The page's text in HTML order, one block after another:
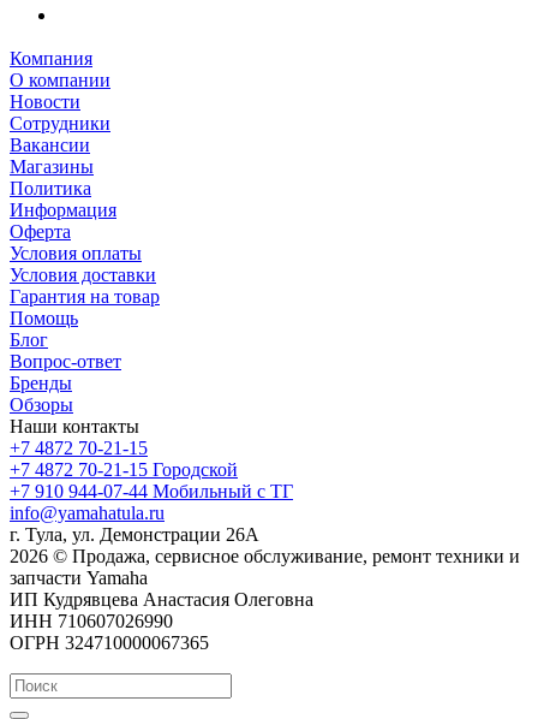
Компания
О компании
Новости
Сотрудники
Вакансии
Магазины
Политика
Информация
Оферта
Условия оплаты
Условия доставки
Гарантия на товар
Помощь
Блог
Вопрос-ответ
Бренды
Обзоры
Наши контакты
+7 4872 70-21-15
+7 4872 70-21-15 Городской
+7 910 944-07-44 Мобильный с ТГ
info@yamahatula.ru
г. Тула, ул. Демонстрации 26А
2026 © Продажа, сервисное обслуживание, ремонт техники и
запчасти Yamaha
ИП Кудрявцева Анастасия Олеговна
ИНН 710607026990
ОГРН 324710000067365